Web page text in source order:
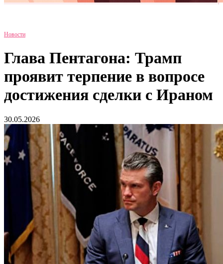
Новости
Глава Пентагона: Трамп
проявит терпение в вопросе
достижения сделки с Ираном
30.05.2026